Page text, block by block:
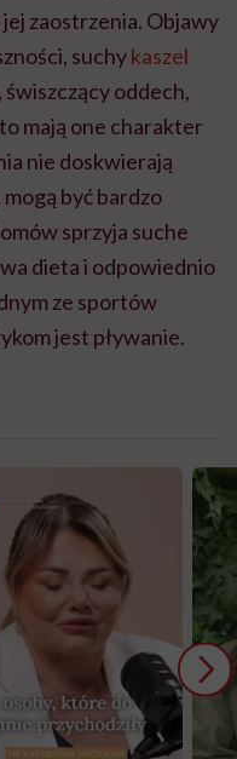
zaostrzenia. Objawy
suchykaszel
świszczący oddech,
mają one charakter
nie doskwierają
być bardzo
sprzyja suche
dieta i odpowiednio
ze sportów
jest pływanie.